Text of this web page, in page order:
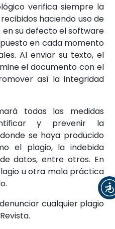
verifica siempre la
haciendo uso de
su defecto el software
en cada momento
Al enviar su texto, el
el documento con el
así la integridad
todas las medidas
y prevenir la
se haya producido
el plagio, la indebida
datos, entre otros. En
u otra mala práctica
cualquier plagio